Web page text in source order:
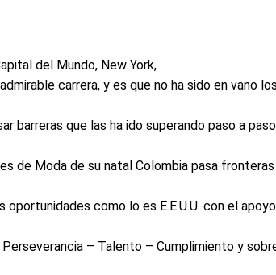
del Mundo, New York,
carrera, y es que no ha sido en vano
barreras que las ha ido superando paso a
de Moda de su natal Colombia pasa fronteras
como lo es E.E.U.U. con el apoyo
– Talento – Cumplimiento y